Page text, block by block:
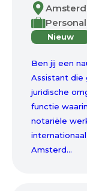
Nieuw
Ben jij een
Assistant die
juridische
functie
notariële
Amsterd...